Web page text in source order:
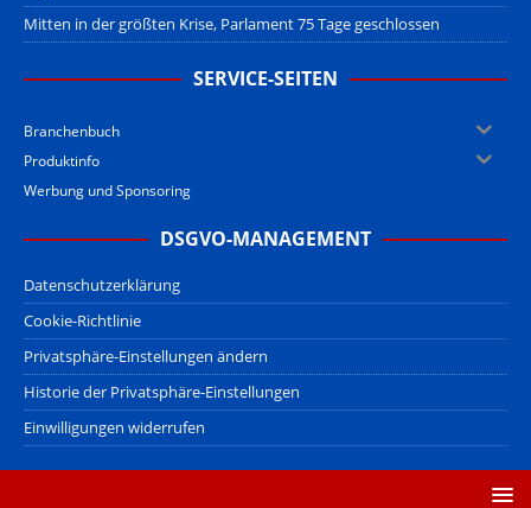
Mitten in der größten Krise, Parlament 75 Tage geschlossen
SERVICE-SEITEN
Branchenbuch
Produktinfo
Werbung und Sponsoring
DSGVO-MANAGEMENT
Datenschutzerklärung
Cookie-Richtlinie
Privatsphäre-Einstellungen ändern
Historie der Privatsphäre-Einstellungen
Einwilligungen widerrufen